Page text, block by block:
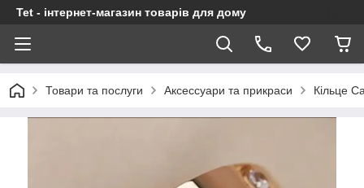
Tet - інтернет-магазин товарів для дому
Товари та послуги Аксессуари та прикраси Кільце